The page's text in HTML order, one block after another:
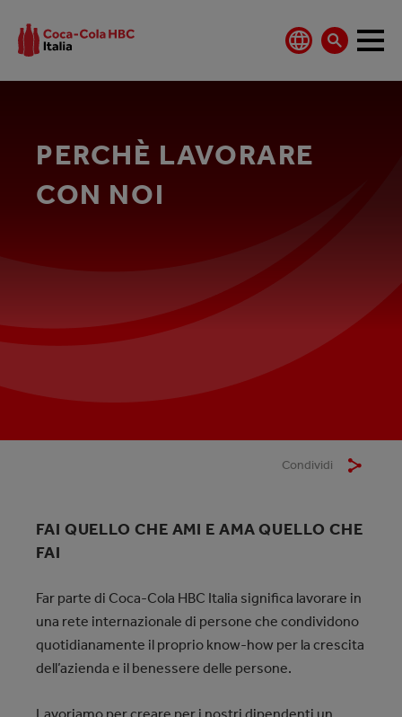
PERCHÈ LAVORARE
CON NOI
Condividi
FAI QUELLO CHE AMI E AMA QUELLO CHE
FAI
Far parte di Coca-Cola HBC Italia significa lavorare in
una rete internazionale di persone che condividono
quotidianamente il proprio know-how per la crescita
dell’azienda e il benessere delle persone.